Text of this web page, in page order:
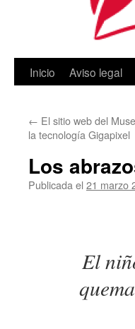
Inicio Aviso legal
← El sitio web del
la tecnología Gigapixel
Los
Publicada el 21 marzo
El